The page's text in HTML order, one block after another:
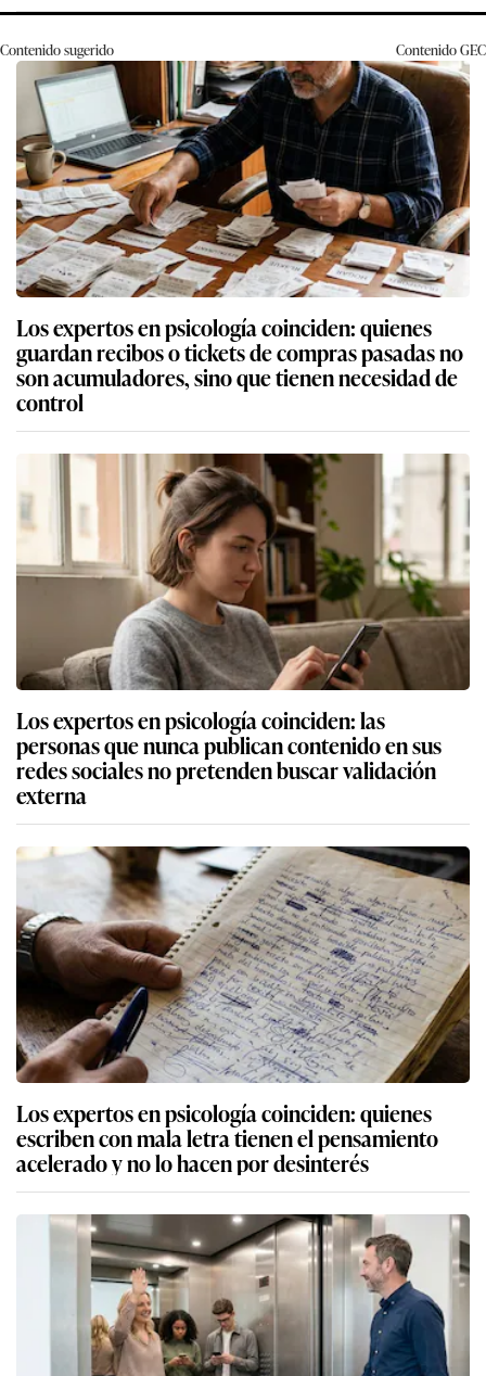
Contenido sugerido ContenidoGEC
Los expertos en psicología coinciden: quienes
guardan recibos o tickets de compras pasadas no
son acumuladores, sino que tienen necesidad de
control
Los expertos en psicología coinciden: las
personas que nunca publican contenido en sus
redes sociales no pretenden buscar validación
externa
Los expertos en psicología coinciden: quienes
escriben con mala letra tienen el pensamiento
acelerado y no lo hacen por desinterés